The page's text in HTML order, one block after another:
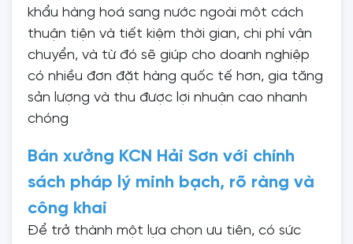
khẩu hàng hoá sang nước ngoài một cách
thuận tiện và tiết kiệm thời gian, chi phí vận
chuyển, và từ đó sẽ giúp cho doanh nghiệp
có nhiều đơn đặt hàng quốc tế hơn, gia tăng
sản lượng và thu được lợi nhuận cao nhanh
chóng
Bán xưởng KCN Hải Sơn với chính
sách pháp lý minh bạch, rõ ràng và
công khai
Để trở thành một lựa chọn ưu tiên, có sức